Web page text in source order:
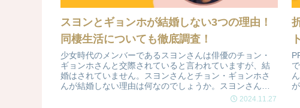
スヨンとギョンホが結婚しない3つの理由！
同棲生活についても徹底調査！
少女時代のメンバーであるスヨンさんは俳優のチョン・
ギョンホさんと交際されていると言われていますが、結
婚はされていません。スヨンさんとチョン・ギョンホさ
んが結婚しない理由は何なのでしょうか。スヨンさんと
チョン・ギョンホさんの同棲生活についても調査したい
2024.11.27